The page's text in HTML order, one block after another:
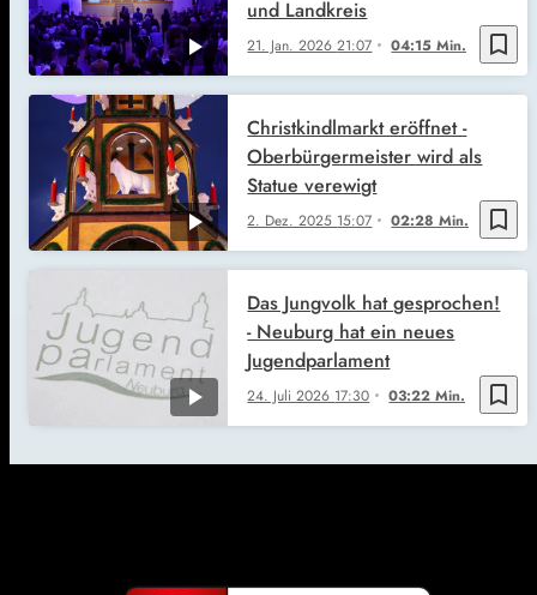
bookmark_border
21. Jan. 202621:07 04:15 Min.
und Landkreis
bookmark_border
2. Dez. 2025 15:07 02:28 Min.
Christkindlmarkt eröffnet -
Oberbürgermeister wird als
Statue verewigt
bookmark_border
24. Juli 2026 17:30 03:22 Min.
Das Jungvolk hat gesprochen!
- Neuburg hat ein neues
Jugendparlament